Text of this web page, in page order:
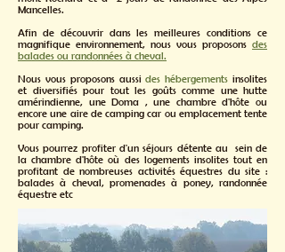
Mancelles.
Afin de découvrir dans les meilleures conditions ce
magnifique environnement, nous vous proposons des
balades ou randonnées à cheval.
Nous vous proposons aussides hébergements insolites
et diversifiés pour tout les goûts comme une hutte
amérindienne, une Doma , une chambre d'hôte ou
encore une aire de camping car ou emplacement tente
pour camping.
Vous pourrez profiter d'un séjours détente au sein de
la chambre d'hôte où des logements insolites tout en
profitant de nombreuses activités équestres du site :
balades à cheval, promenades à poney, randonnée
équestre etc